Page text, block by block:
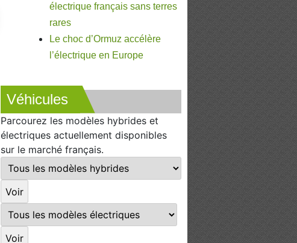
électrique français sans terres
rares
Le choc d’Ormuz accélère
l’électrique en Europe
Véhicules
Parcourez les modèles hybrides et
électriques actuellement disponibles
sur le marché français.